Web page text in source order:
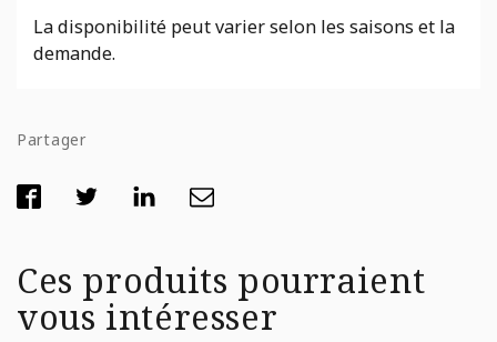
La disponibilité peut varier selon les saisons et la
demande.
Partager
Ces produits pourraient
vous intéresser